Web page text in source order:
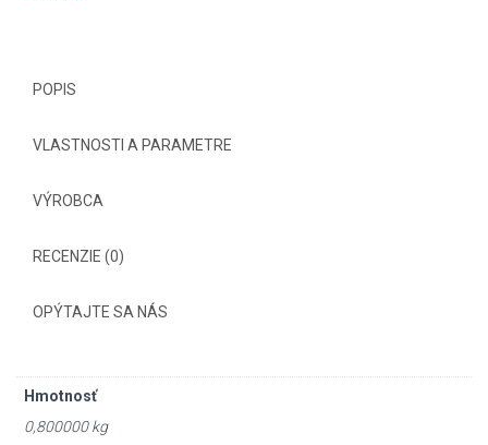
POPIS
VLASTNOSTI A PARAMETRE
VÝROBCA
RECENZIE (0)
OPÝTAJTE SA NÁS
Hmotnosť
0,800000 kg